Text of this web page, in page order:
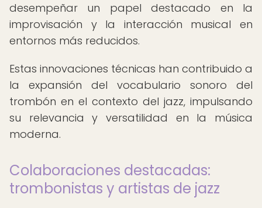
desempeñar un papel destacado en la
improvisación y la interacción musical en
entornos más reducidos.
Estas innovaciones técnicas han contribuido a
la expansión del vocabulario sonoro del
trombón en el contexto del jazz, impulsando
su relevancia y versatilidad en la música
moderna.
Colaboraciones destacadas:
trombonistas y artistas de jazz